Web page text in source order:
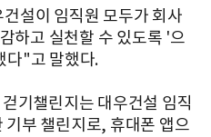
설이 임직원 모두가 회사
하고 실천할 수 있도록 '으
다"고 말했다.
기챌린지는 대우건설 임직
기부 챌린지로, 휴대폰 앱으